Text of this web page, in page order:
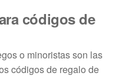
códigos de
o minoristas son las
códigos de regalo de